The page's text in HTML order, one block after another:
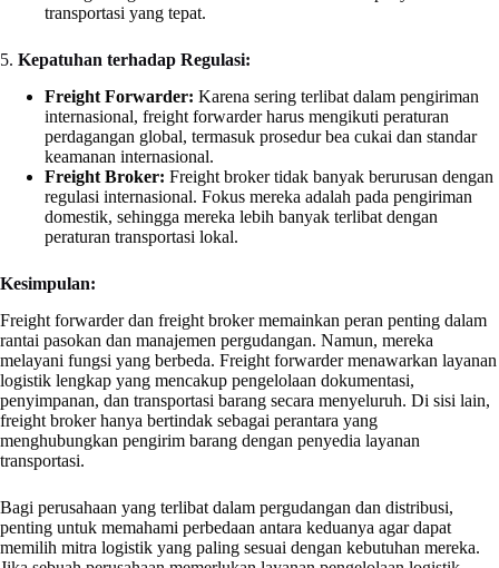
transportasi yang tepat.
5. Kepatuhan terhadap Regulasi:
Freight Forwarder: Karena sering terlibat dalam pengiriman
internasional, freight forwarder harus mengikuti peraturan
perdagangan global, termasuk prosedur bea cukai dan standar
keamanan internasional.
Freight Broker: Freight broker tidak banyak berurusan dengan
regulasi internasional. Fokus mereka adalah pada pengiriman
domestik, sehingga mereka lebih banyak terlibat dengan
peraturan transportasi lokal.
Kesimpulan:
Freight forwarder dan freight broker memainkan peran penting dalam
rantai pasokan dan manajemen pergudangan. Namun, mereka
melayani fungsi yang berbeda. Freight forwarder menawarkan layanan
logistik lengkap yang mencakup pengelolaan dokumentasi,
penyimpanan, dan transportasi barang secara menyeluruh. Di sisi lain,
freight broker hanya bertindak sebagai perantara yang
menghubungkan pengirim barang dengan penyedia layanan
transportasi.
Bagi perusahaan yang terlibat dalam pergudangan dan distribusi,
penting untuk memahami perbedaan antara keduanya agar dapat
memilih mitra logistik yang paling sesuai dengan kebutuhan mereka.